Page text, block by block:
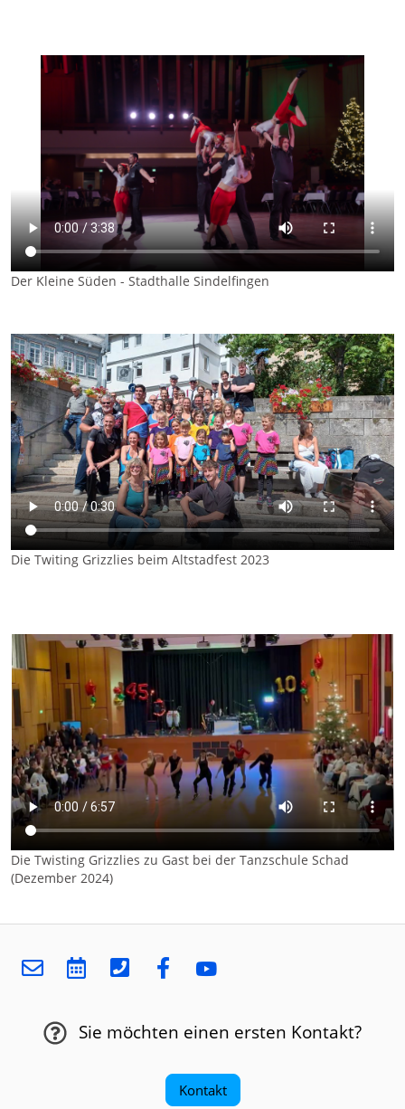
Der Kleine Süden - Stadthalle Sindelfingen
Die Twiting Grizzlies beim Altstadfest 2023
Die Twisting Grizzlies zu Gast bei der Tanzschule Schad
(Dezember 2024)
Sie möchten einen ersten Kontakt?
Kontakt